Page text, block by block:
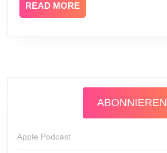
READ MORE
MORE
ABONNIEREN
Apple Podcast